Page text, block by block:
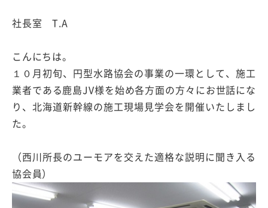
社長室 T.A
こんにちは。
１０月初旬、円型水路協会の事業の一環として、施工
業者である鹿島JV様を始め各方面の方々にお世話にな
り、北海道新幹線の施工現場見学会を開催いたしまし
た。
（西川所長のユーモアを交えた適格な説明に聞き入る
協会員）